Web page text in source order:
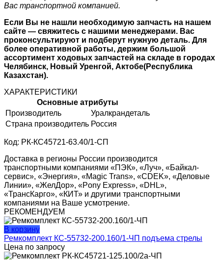
Вас транспортной компанией.
Если Вы не нашли необходимую запчасть на нашем
сайте — свяжитесь с нашими менеджерами. Вас
проконсультируют и подберут нужную деталь. Для
более оперативной работы, держим большой
ассортимент ходовых запчастей на складе в городах
Челябинск, Новый Уренгой, Актобе(Республика
Казахстан).
ХАРАКТЕРИСТИКИ
Основные атрибуты
Производитель
Уралкрандеталь
Страна производитель Россия
Код: РК-КС45721-63.40/1-СП
Доставка в регионы России производится
транспортными компаниями «ПЭК», «Луч», «Байкал-
сервис», «Энергия», «Magic Trans», «CDEK», «Деловые
Линии», «ЖелДор», «Pony Express», «DHL»,
«ТрансКарго», «КИТ» и другими транспортными
компаниями на Ваше усмотрение.
РЕКОМЕНДУЕМ
В корзину
Ремкомплект КС-55732-200.160/1-ЧП подъема стрелы
Цена по запросу